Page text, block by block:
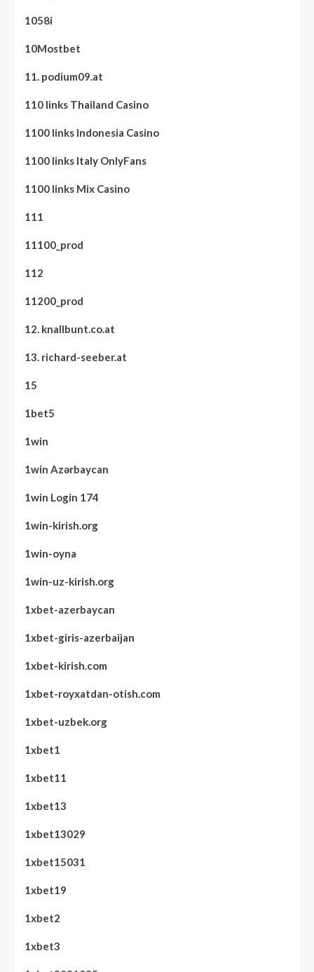
1058i
10Mostbet
11. podium09.at
110 links Thailand Casino
1100 links Indonesia Casino
1100 links Italy OnlyFans
1100 links Mix Casino
111
11100_prod
112
11200_prod
12. knallbunt.co.at
13. richard-seeber.at
15
1bet5
1win
1win Azərbaycan
1win Login 174
1win-kirish.org
1win-oyna
1win-uz-kirish.org
1xbet-azerbaycan
1xbet-giris-azerbaijan
1xbet-kirish.com
1xbet-royxatdan-otish.com
1xbet-uzbek.org
1xbet1
1xbet11
1xbet13
1xbet13029
1xbet15031
1xbet19
1xbet2
1xbet3